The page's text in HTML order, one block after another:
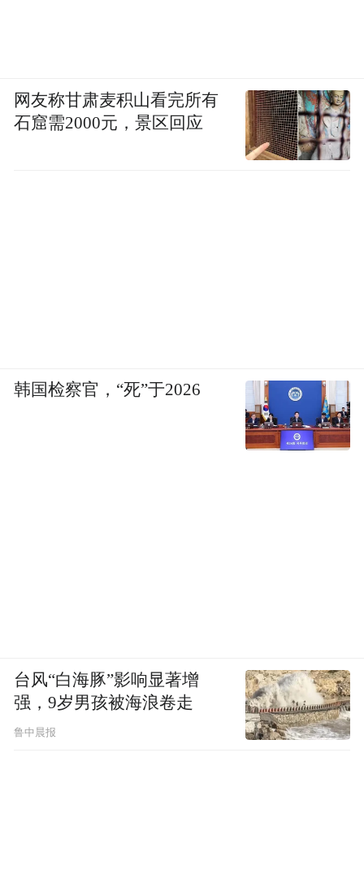
网友称甘肃麦积山看完所有
石窟需2000元，景区回应
韩国检察官，“死”于2026
台风“白海豚”影响显著增
强，9岁男孩被海浪卷走
鲁中晨报